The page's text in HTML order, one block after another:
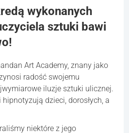
wykonanych
sztuki bawi
Art Academy, znany jako
radość swojemu
iluzje sztuki ulicznej.
dzieci, dorosłych, a
niektóre z jego